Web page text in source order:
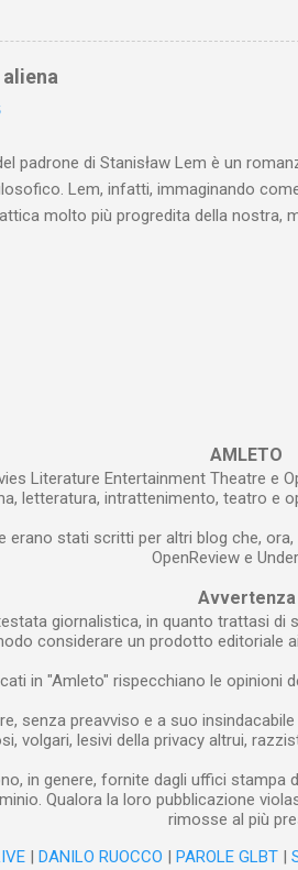
celebri che accettavano (o
possibile indagare le motivazioni
Vale la pena, però, riflettere che,
se grande scrittore, a mettere a
padrone di Stanisław Lem è un
Lem, infatti, immaginando
molto più progredita della nostra,
che, anni prima, ha fatto parte del
AMLETO
Literature Entertainment Theatre e
letteratura, intrattenimento, teatro e
stati scritti per altri blog che,
OpenReview e
Avvertenza
giornalistica, in quanto trattasi
considerare un prodotto editoriale
in "Amleto" rispecchiano le opinioni
senza preavviso e a suo
volgari, lesivi della privacy altrui,
in genere, fornite dagli uffici
Qualora la loro pubblicazione
rimosse al più
| DANILO RUOCCO | PAROLE GLBT|